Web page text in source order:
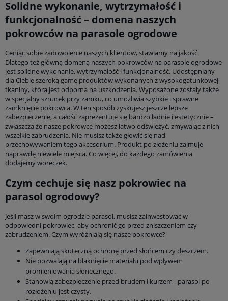
Solidne wykonanie, wytrzymałość i
funkcjonalność – domena naszych
pokrowców na parasole ogrodowe
Ceniąc sobie zadowolenie naszych klientów, stawiamy na jakość.
Dlatego też główną domeną naszych pokrowców na parasole ogrodowe
jest solidne wykonanie, wytrzymałość i funkcjonalność. Udostępniany
dla Ciebie szeroką gamę produktów wykonanych z wysokogatunkowej
tkaniny, która jest odporna na uszkodzenia. Wyposażone zostały także
w specjalny sznurek przy zamku, co umożliwia szybkie i sprawne
zamknięcie pokrowca. W ten sposób zyskujesz jeszcze lepsze
zabezpieczenie, a całość zaprezentuje się bardzo ładnie i estetycznie –
zwłaszcza że nasze pokrowce możesz łatwo odświeżyć, zmywając z nich
wszelkie zabrudzenia. Nie musisz także głowić się nad
przechowywaniem tego akcesorium. Produkt po złożeniu zajmuje
naprawdę niewiele miejsca. Co więcej, do każdego zamówienia
dodajemy woreczek.
Czym cechuje się nasz pokrowiec na
parasol ogrodowy?
Jeśli masz w swoim ogrodzie parasol, musisz zainwestować w
odpowiedni pokrowiec, aby ochronić go przed zniszczeniem czy
zabrudzeniem. Czym wyróżniają się nasze pokrowce?
Zapewniają skuteczną ochronę przed słońcem czy deszczem.
Nie pozwalają na blaknięcie materiału pod wpływem
promieniowania słonecznego.
Stanowią zabezpieczenie przed brudem i kurzem - parasol po
rozłożeniu jest czysty.